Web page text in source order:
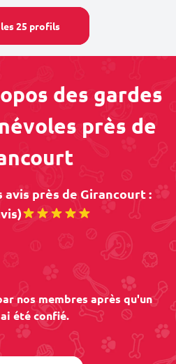
25 profils
des gardes
près de
près de Girancourt :
nos membres après qu'un
été confié.